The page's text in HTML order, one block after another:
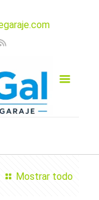
Mostrar todo